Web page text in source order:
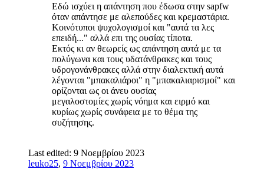
Εδώ ισχύει η απάντηση που έδωσα στην sapfw
όταν απάντησε με αλεπούδες και κρεμαστάρια.
Κοινότυποι ψυχολογισμοί και "αυτά τα λες
επειδή..." αλλά επι της ουσίας τίποτα.
Εκτός κι αν θεωρείς ως απάντηση αυτά με τα
πολύγωνα και τους υδατάνθρακες και τους
υδρογονάνθρακες αλλά στην διαλεκτική αυτά
λέγονται "μπακαλιάροι" η "μπακαλιαρισμοί" και
ορίζονται ως οι άνευ ουσίας
μεγαλοστομίες χωρίς νόημα και ειρμό και
κυρίως χωρίς συνάφεια με το θέμα της
συζήτησης.
Last edited: 9 Νοεμβρίου 2023
leuko25, 9 Νοεμβρίου 2023